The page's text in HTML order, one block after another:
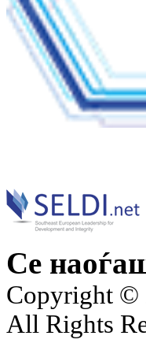
Се
Copyright ©
All Rights